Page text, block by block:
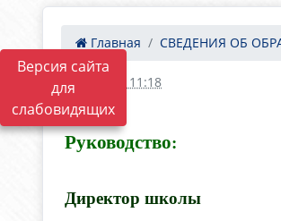
Версия сайта
для
слабовидящих
Главная СВЕДЕНИЯ ОБ
28.09.2017 11:18
Руководство:
Директор школы